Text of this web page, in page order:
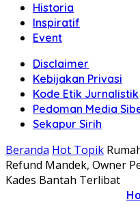
Historia
Inspiratif
Event
Disclaimer
Kebijakan Privasi
Kode Etik Jurnalistik
Pedoman Media
Sekapur Sirih
Beranda Hot Topik
Refund Mandek, Owner
Kades Bantah Terlibat